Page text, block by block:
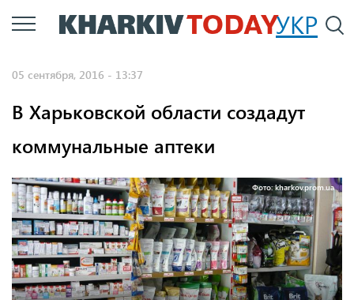
Перейти
к
УКР
05 сентября, 2016 - 13:37
В Харьковской области создадут
коммунальные аптеки
Фото: kharkov.prom.ua